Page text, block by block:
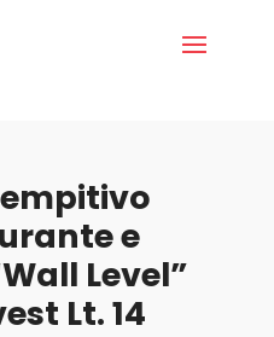
e
Level”
Lt. 14